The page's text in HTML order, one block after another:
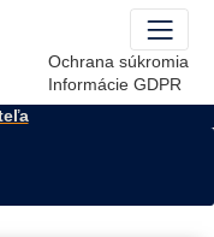
Ochrana súkromia
Informácie GDPR